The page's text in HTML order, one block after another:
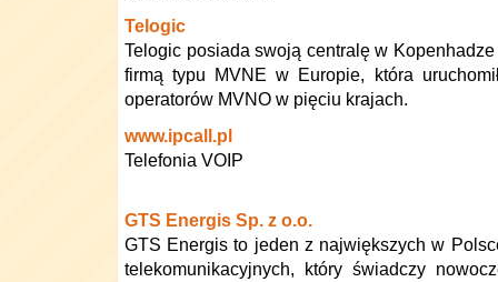
Telogic
Telogic posiada swoją centralę w
firmą typu MVNE w Europie, która
operatorów MVNO w pięciu krajach.
www.ipcall.pl
Telefonia VOIP
GTS Energis Sp. z o.o.
GTS Energis to jeden z największych w
telekomunikacyjnych, który świadczy